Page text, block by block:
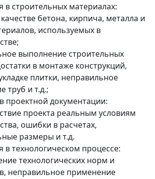
в строительных материалах:
бетона, кирпича, металла и
используемых в
выполнение строительных
в монтаже конструкций,
плитки, неправильное
труб и т.д.;
проектной документации:
проекта реальным условиям
ошибки в расчетах,
размеры и т.д.
в технологическом процессе:
технологических норм и
неправильное применение